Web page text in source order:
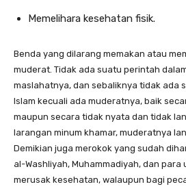
Memelihara kesehatan fisik.
Benda yang dilarang memakan atau
muderat. Tidak ada suatu perintah
maslahatnya, dan sebaliknya tidak ada
Islam kecuali ada muderatnya, baik
maupun secara tidak nyata dan tidak
larangan minum khamar, muderatnya
Demikian juga merokok yang sudah
al-Washliyah, Muhammadiyah, dan para
merusak kesehatan, walaupun bagi